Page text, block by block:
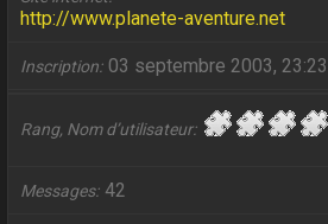
http://www.planete-aventure.net
Inscription 03 septembre 2003, 23:23
Rang, Nom d’utilisateur
Messages 42